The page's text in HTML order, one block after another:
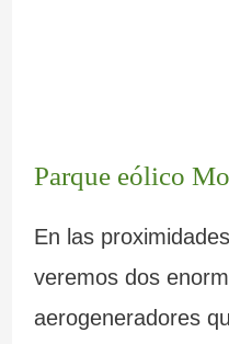
Parque eólico
En las
veremos dos
aerogeneradores